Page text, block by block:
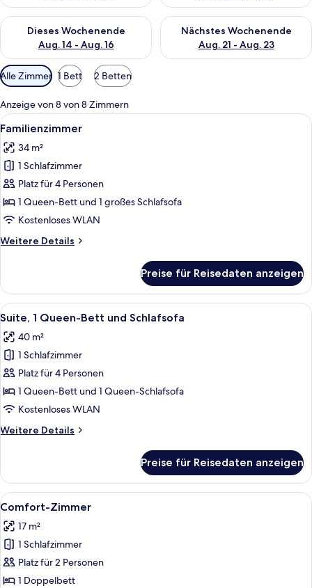
Dieses Wochenende
Aug. 14 - Aug. 16
Überprüfe die Verfügbarkeit für dieses Wochenende, Aug. 14
Nächstes Wochenende
Aug. 21 - Aug. 23
Überprüfe die Verfügbarkeit
Verfügbare
Filter
für
Zimmer
Alle Zimmer 1 Bett 2 Betten
Anzeige von 8 von 8 Zimmern
Alle
Fotos
für
Familienzimmer
anzeigen
Ein Hotelzimmer mit zwei Betten,
4
Familienzimmer
34 m²
1 Schlafzimmer
Platz für 4 Personen
1 Queen-Bett und 1 großes Schlafsofa
Kostenloses WLAN
Weitere Details
Weitere
Preise für Reisedaten anzeigen
Alle
Fotos
für
Suite,
1 Queen-
Bett
und
anzeigen
Ein Hotelzimmer mit einem großen
4
Suite, 1 Queen-Bett und Schlafsofa
40 m²
1 Schlafzimmer
Platz für 4 Personen
1 Queen-Bett und 1 Queen-Schlafsofa
Kostenloses WLAN
Weitere Details
Weitere
1 Queen-
Bett
und
Preise für Reisedaten anzeigen
Alle
Fotos
für
Comfort-
Zimmer
anzeigen
Ein Hotelzimmer mit einem großen
5
Comfort-Zimmer
17 m²
1 Schlafzimmer
Platz für 2 Personen
1 Doppelbett